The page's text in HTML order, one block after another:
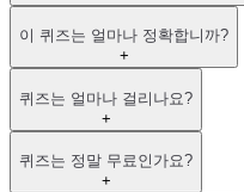
이 퀴즈는 얼마나 정확합니까?
+
퀴즈는 얼마나 걸리나요?
+
퀴즈는 정말 무료인가요?
+